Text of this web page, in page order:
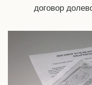
договор